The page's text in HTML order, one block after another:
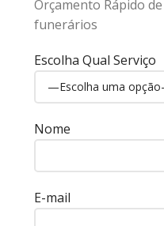
Orçamento Rápido
funerários
Escolha Qual Serviço
Nome
E-mail